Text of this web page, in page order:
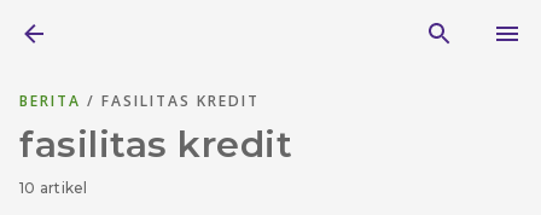
BERITA / FASILITAS KREDIT
fasilitas kredit
10 artikel